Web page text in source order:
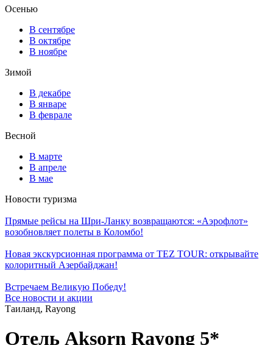
Осенью
В сентябре
В октябре
В ноябре
Зимой
В декабре
В январе
В феврале
Весной
В марте
В апреле
В мае
Новости туризма
Прямые рейсы на Шри-Ланку возвращаются: «Аэрофлот»
возобновляет полеты в Коломбо!
Новая экскурсионная программа от TEZ TOUR: открывайте
колоритный Азербайджан!
Встречаем Великую Победу!
Все новости и акции
Таиланд, Rayong
Отель Aksorn Rayong 5*